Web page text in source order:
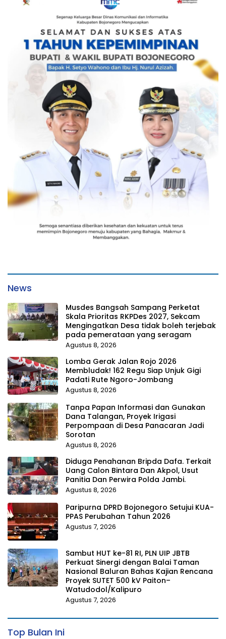
News
Musdes Bangsah Sampang Perketat
Skala Prioritas RKPDes 2027, Sekcam
Mengingatkan Desa tidak boleh terjebak
pada pemerataan yang seragam
Agustus 8, 2026
Lomba Gerak Jalan Rojo 2026
Membludak! 162 Regu Siap Unjuk Gigi
Padati Rute Ngoro-Jombang
Agustus 8, 2026
Tanpa Papan Informasi dan Gunakan
Dana Talangan, Proyek Irigasi
Perpompaan di Desa Panacaran Jadi
Sorotan
Agustus 8, 2026
Diduga Penahanan Bripda Dafa. Terkait
Uang Calon Bintara Dan Akpol, Usut
Panitia Dan Perwira Polda Jambi.
Agustus 8, 2026
Paripurna DPRD Bojonegoro Setujui KUA-
PPAS Perubahan Tahun 2026
Agustus 7, 2026
Sambut HUT ke-81 RI, PLN UIP JBTB
Perkuat Sinergi dengan Balai Taman
Nasional Baluran Bahas Kajian Rencana
Proyek SUTET 500 kV Paiton–
Watudodol/Kalipuro
Agustus 7, 2026
Top Bulan Ini